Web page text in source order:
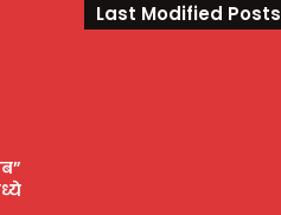
Last Modified Posts